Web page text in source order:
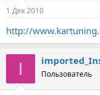
1 Дек 2010
http://
I Пользователь